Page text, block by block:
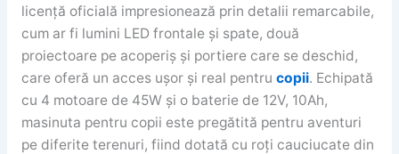
licență oficială impresionează prin detalii remarcabile,
cum ar fi lumini LED frontale și spate, două
proiectoare pe acoperiș și portiere care se deschid,
care oferă un acces ușor și real pentru copii. Echipată
cu 4 motoare de 45W și o baterie de 12V, 10Ah,
masinuta pentru copii este pregătită pentru aventuri
pe diferite terenuri, fiind dotată cu roți cauciucate din